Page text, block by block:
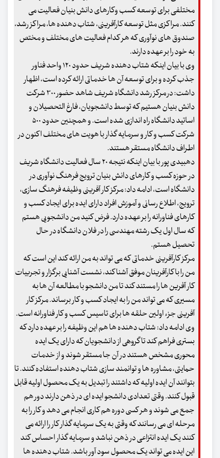
مختلفی برای توسعه کسب وکارهای دانش بنیان فعالیت می
کنند. مراکزی مثل توسعه کارآفرینی، شتاب دهنده ها، مراکز رشد،
صندوق های نوآوری که هر کدام فعالیت های مختلف و مختص
به خود را بر عهده دارند.
وی با بیان اینکه شتاب دهنده شریف حدود ۱۲۰ واحد فناور
جذب کرده و برای توسعه آن ها خدماتی ارائه کرده است، اظهار
داشت: در مرکز رشد دانشگاه شریف شاهد حضور ۳۰۰ شرکت
دانش بنیان هستیم که توسط دانشجویان، فارغ التحصیلان و
اساتید دانشگاه راه اندازی شده است. و همچنین حدود ۵۰۰
شرکت کسب و کار و سرمایه گذار با هویت های مختلف اکنون در
اطراف دانشگاه مستقر هستند.
دهبیدی پور با بیان اینکه نتیجه ۲۰ سال فعالیت دانشگاه شریف
در حوزه کسب و کارهای دانش بنیان ترویج فرهنگ نوآوری در
دانشگاه است، ادامه داد: مرکز کار آفرینی وظیفه فرهنگ سازی،
ترویج، اطلاع رسانی و آموزش افراد دارای ایده برای ایجاد کسب و
کارهای فناورانه را بر عهده دارد. فرض کنید من دانشجویی هستم
که سال اول یک رشته مهندسی را در فلان دانشگاه در حال
تحصیل هستم.
مرکز کارآفرینی خدماتی که می تواند به من ارائه کند این است که
من را با کارآفرینان موفق آشنا کند، نشست آشنایی برگزار و تجربیات
کار آفرین ها را مستند کند تا من دانشجو با مطالعه آن ها به
مسیری که می تواند من را به ایجاد کسب و کار برساند. مرکز کار
آفرینی جزء اولین حلقه ها برای تاسیس کسب و کار فناورانه است.
وی ادامه داد: شتاب دهنده ها هم این وظیفه را بر عهده دارد که
بستری فراهم کند تا گروهی از دانشجویان که دارای یک ایده
محوری مشخص هستند در آن جا مستقر شوند و از خدمات
حمایتی، مشاوره ها و توانمند سازی شتاب دهنده استفاده کنند. تا
بتوانند آن ایده اولیه که داشتند را تبدیل به یک محصول اولیه قابل
قبول کنند. وقتی تعدادی دانشجو ایده ای در ذهن دارند دور هم
جمع می شوند و هر کسی دوره هم کاری انجام می دهد و کار را به
مرحله ای می رسانند که وقتی به یک سرمایه گذار کار را ارائه می
کنند یک ایده انتزاعی در ذهن نباشد و سرمایه گذار احساس کند
این ایده می تواند یک محصول سود آور باشد. شتاب دهنده ها